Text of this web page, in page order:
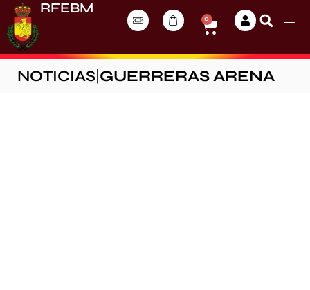
RFEBM
0
NOTICIAS GUERRERAS ARENA